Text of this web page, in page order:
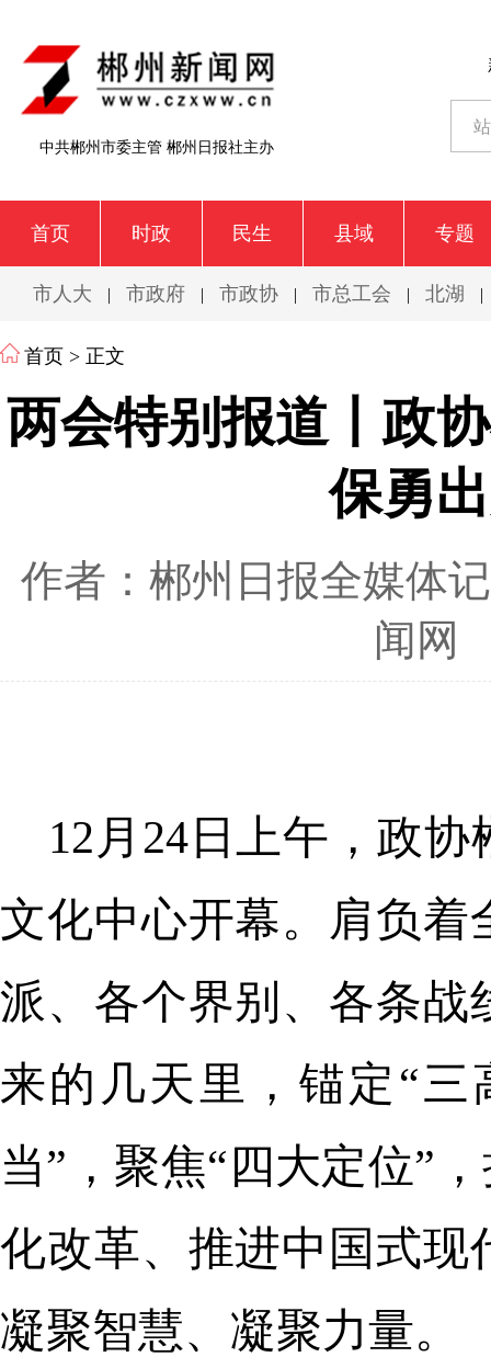
中共郴州市委主管 郴州日报社主办
首页 时政 民生 县域 专题
市人大 | 市政府 | 市政协 | 市总工会 | 北湖 |
首页 > 正文
两会特别报道丨政
保勇
作者：郴州日报全媒体
闻网
12月24日上午，政
文化中心开幕。肩负
派、各个界别、各条战
来的几天里，锚定“
当”，聚焦“四大定位”
化改革、推进中国式现
凝聚智慧、凝聚力量。